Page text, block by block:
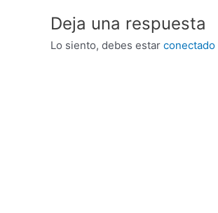
Deja una respuesta
Lo siento, debes estar conectado